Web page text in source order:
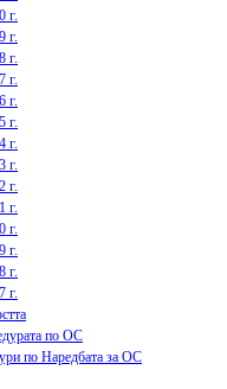
г.
г.
г.
г.
г.
г.
г.
г.
г.
г.
г.
г.
г.
г.
по ОС
по Наредбата за ОС